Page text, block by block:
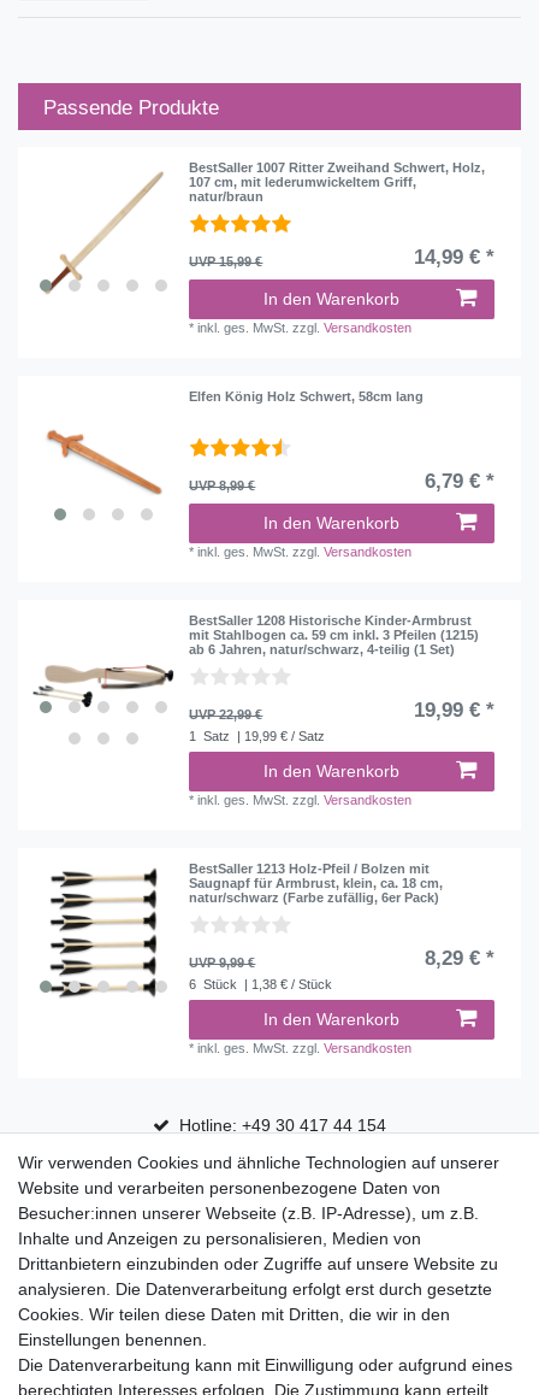
Passende Produkte
BestSaller 1007 Ritter Zweihand Schwert, Holz,
107 cm, mit lederumwickeltem Griff,
natur/braun
UVP 15,99 € 14,99 € *
In den Warenkorb
*inkl. ges. MwSt. zzgl.Versandkosten
Elfen König Holz Schwert, 58cm lang
UVP 8,99 € 6,79 € *
In den Warenkorb
*inkl. ges. MwSt. zzgl.Versandkosten
BestSaller 1208 Historische Kinder-Armbrust
mit Stahlbogen ca. 59 cm inkl. 3 Pfeilen (1215)
ab 6 Jahren, natur/schwarz, 4-teilig (1 Set)
UVP 22,99 € 19,99 € *
1 Satz | 19,99 € / Satz
In den Warenkorb
*inkl. ges. MwSt. zzgl.Versandkosten
BestSaller 1213 Holz-Pfeil / Bolzen mit
Saugnapf für Armbrust, klein, ca. 18 cm,
natur/schwarz (Farbe zufällig, 6er Pack)
UVP 9,99 € 8,29 € *
6 Stück | 1,38 € / Stück
In den Warenkorb
*inkl. ges. MwSt. zzgl.Versandkosten
Hotline: +49 30 417 44 154
30 Tage Rückgaberecht
Versandfrei ab 75 € in Deutschland
Top Marken
Eduplay
Folia Bringmann
Shop
Wir verwenden Cookies und ähnliche Technologien auf unserer
Website und verarbeiten personenbezogene Daten von
Besucher:innen unserer Webseite (z.B. IP-Adresse), um z.B.
Inhalte und Anzeigen zu personalisieren, Medien von
Drittanbietern einzubinden oder Zugriffe auf unsere Website zu
analysieren. Die Datenverarbeitung erfolgt erst durch gesetzte
Cookies. Wir teilen diese Daten mit Dritten, die wir in den
Einstellungen benennen.
Die Datenverarbeitung kann mit Einwilligung oder aufgrund eines
berechtigten Interesses erfolgen. Die Zustimmung kann erteilt